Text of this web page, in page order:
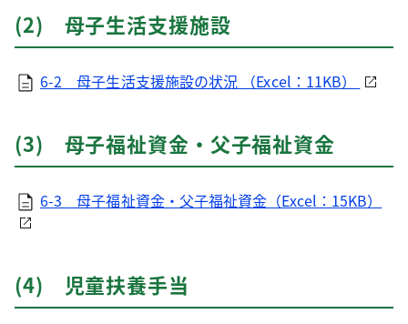
(2) 母子生活支援施設
6-2 母子生活支援施設の状況 （Excel：11KB）
(3) 母子福祉資金・父子福祉資金
6-3 母子福祉資金・父子福祉資金（Excel：15KB）
(4) 児童扶養手当